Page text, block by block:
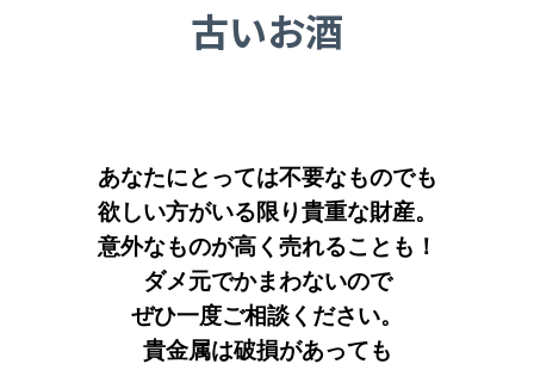
古いお酒
あなたにとっては不要なものでも
欲しい方がいる限り貴重な財産。
意外なものが高く売れることも！
ダメ元でかまわないので
ぜひ一度ご相談ください。
貴金属は破損があっても